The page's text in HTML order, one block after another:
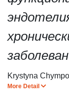
Krystyna
More Detail